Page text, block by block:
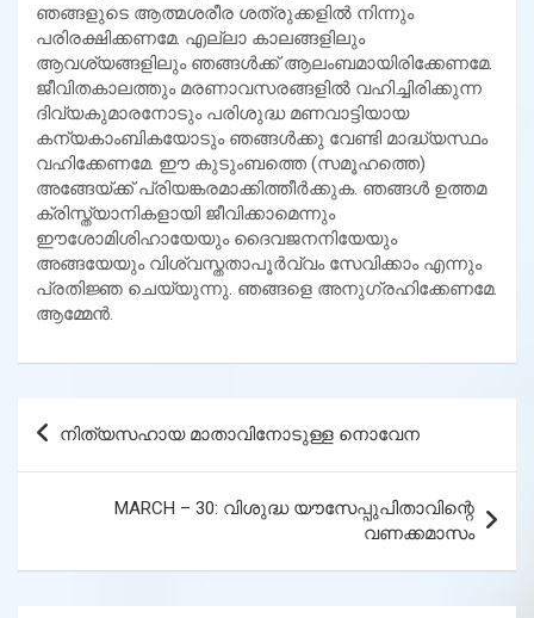
ഞങ്ങളുടെ ആത്മശരീര ശത്രുക്കളില്‍ നിന്നും
പരിരക്ഷിക്കണമേ. എല്ലാ കാലങ്ങളിലും
ആവശ്യങ്ങളിലും ഞങ്ങള്‍ക്ക് ആലംബമായിരിക്കേണമേ.
ജീവിതകാലത്തും മരണാവസരങ്ങളില്‍ വഹിച്ചിരിക്കുന്ന
ദിവ്യകുമാരനോടും പരിശുദ്ധ മണവാട്ടിയായ
കന്യകാംബികയോടും ഞങ്ങള്‍ക്കു വേണ്ടി മാദ്ധ്യസ്ഥം
വഹിക്കേണമേ. ഈ കുടുംബത്തെ (സമൂഹത്തെ)
അങ്ങേയ്ക്ക് പ്രിയങ്കരമാക്കിത്തീര്‍ക്കുക. ഞങ്ങള്‍ ഉത്തമ
ക്രിസ്ത്യാനികളായി ജീവിക്കാമെന്നും
ഈശോമിശിഹായേയും ദൈവജനനിയേയും
അങ്ങയേയും വിശ്വസ്തതാപൂര്‍വ്വം സേവിക്കാം എന്നും
പ്രതിജ്ഞ ചെയ്യുന്നു. ഞങ്ങളെ അനുഗ്രഹിക്കേണമേ.
ആമ്മേന്‍.
Post
നിത്യസഹായ മാതാവിനോടുള്ള നൊവേന
MARCH – 30: വിശുദ്ധ യൗസേപ്പുപിതാവിന്റെ
വണക്കമാസം